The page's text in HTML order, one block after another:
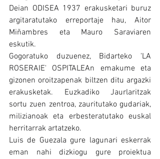
Deian ODISEA 1937 erakusketari buruz
argitaratutako erreportaje hau, Aitor
Miñambres eta Mauro Saraviaren
eskutik.
Gogoratuko duzuenez, Bidarteko 'LA
ROSERAIE' OSPITALEAn emakume eta
gizonen oroitzapenak biltzen ditu argazki
erakusketak. Euzkadiko Jaurlaritzak
sortu zuen zentroa, zauritutako gudariak,
milizianoak eta erbesteratutako euskal
herritarrak artatzeko.
Luis de Guezala gure lagunari eskerrak
eman nahi dizkiogu gure proiektua